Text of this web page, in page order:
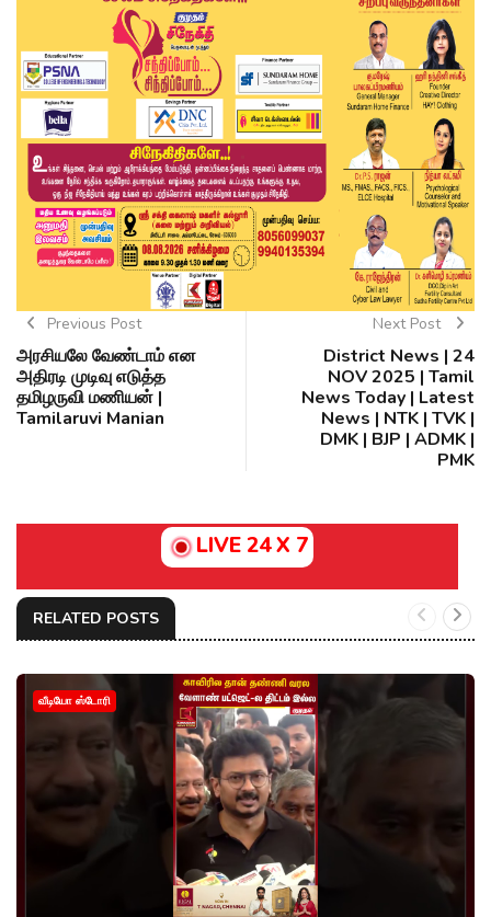
Previous Post
அரசியலே வேண்டாம் என
அதிரடி முடிவு எடுத்த
தமிழருவி மணியன் |
Tamilaruvi Manian
Next Post
District News | 24
NOV 2025 | Tamil
News Today | Latest
News | NTK | TVK |
DMK | BJP | ADMK |
PMK
LIVE 24 X 7
RELATED POSTS
வீடியோ ஸ்டோரி